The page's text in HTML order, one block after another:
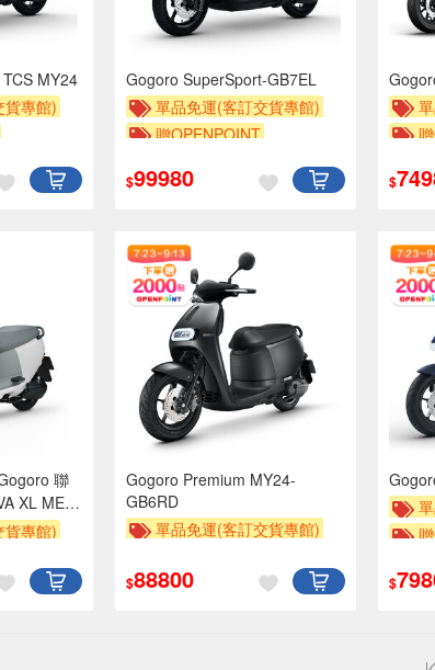
MY24
貨專館)
Gogoro SuperSport-GB7EL
單品免運(客訂交貨專館)
贈OPENPOINT
$99980
贈
$
聯
XL ME-
貨專館)
Gogoro Premium MY24-
GB6RD
單品免運(客訂交貨專館)
$88800
贈
$